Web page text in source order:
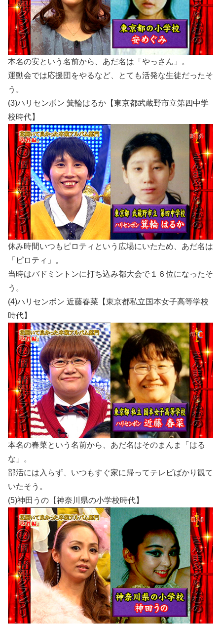
本名の安という名前から、あだ名は「やっさん」。
運動会では応援団をやるなど、とても活発な生徒だったそ
う。
(3)ハリセンボン 箕輪はるか【東京都武蔵野市立第四中学
校時代】
休み時間いつもピロティという広場にいたため、あだ名は
「ピロティ」。
当時はバドミントンに打ち込み都大会で１６位になったそ
う。
(4)ハリセンボン 近藤春菜【東京都私立国本女子高等学校
時代】
本名の春菜という名前から、あだ名はそのまんま「はる
な」。
部活には入らず、いつもすぐ家に帰ってテレビばかり観て
いたそう。
(5)神田うの【神奈川県の小学校時代】